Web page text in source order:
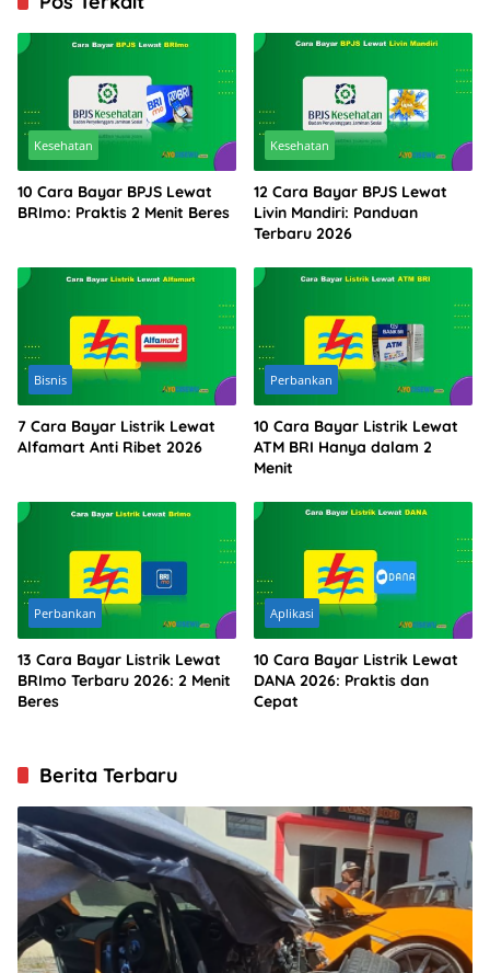
Kesehatan
10 Cara Bayar BPJS Lewat
BRImo: Praktis 2 Menit Beres
Kesehatan
12 Cara Bayar BPJS Lewat
Livin Mandiri: Panduan
Terbaru 2026
Bisnis
7 Cara Bayar Listrik Lewat
Alfamart Anti Ribet 2026
Perbankan
10 Cara Bayar Listrik Lewat
ATM BRI Hanya dalam 2
Menit
Perbankan
13 Cara Bayar Listrik Lewat
BRImo Terbaru 2026: 2 Menit
Beres
Aplikasi
10 Cara Bayar Listrik Lewat
DANA 2026: Praktis dan
Cepat
Berita Terbaru